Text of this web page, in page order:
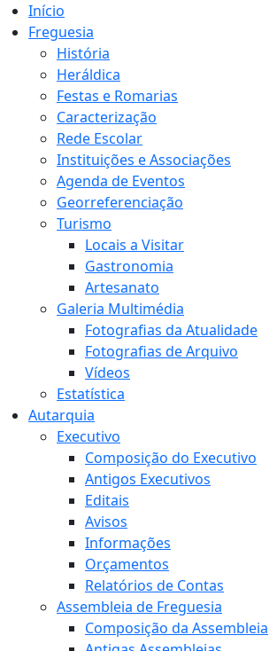
Início
Freguesia
História
Heráldica
Festas e Romarias
Caracterização
Rede Escolar
Instituições e Associações
Agenda de Eventos
Georreferenciação
Turismo
Locais a Visitar
Gastronomia
Artesanato
Galeria Multimédia
Fotografias da Atualidade
Fotografias de Arquivo
Vídeos
Estatística
Autarquia
Executivo
Composição do Executivo
Antigos Executivos
Editais
Avisos
Informações
Orçamentos
Relatórios de Contas
Assembleia de Freguesia
Composição da Assembleia